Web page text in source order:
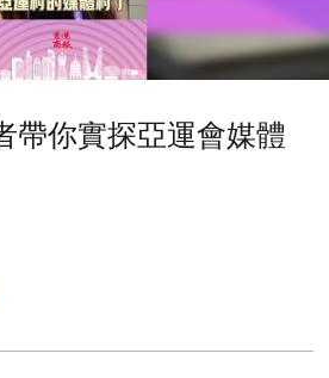
帶你實探亞運會媒體